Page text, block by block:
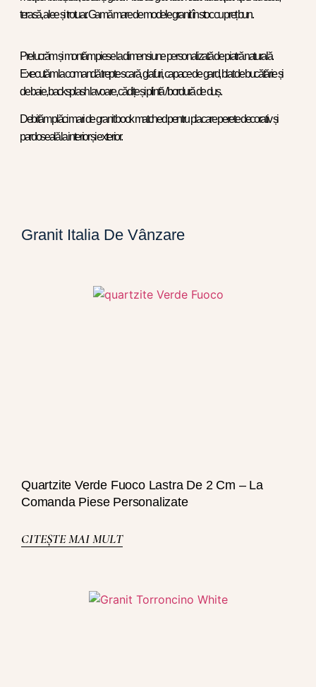
terasă, alee și trotuar. Gamă mare de modele granit în stoc cu preț bun.
Prelucrăm și montăm piese la dimensiune personalizată de piatră naturală.
Executăm la comandă trepte scară, glafuri, capace de gard, blat de bucătărie și
de baie, backsplash lavoare, cădițe și plintă / bordură de duș.
Debităm plăci mari de granit book matched pentru placare perete decorativ și
pardoseală la interior și exterior.
Granit Italia De Vânzare
Quartzite Verde Fuoco Lastra De 2 Cm – La
Comanda Piese Personalizate
CITEȘTE MAI MULT